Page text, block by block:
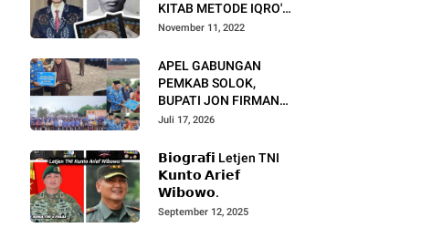
KITAB METODE IQRO'?
INI BIOGRAFI KH. AS'AD
November 11, 2022
APEL GABUNGAN
PEMKAB SOLOK,
BUPATI JON FIRMAN
PANDU TEKANKAN ASN
DAN PELAYANAN
MASYARAKAT.
Juli 17, 2026
𝗕𝗶𝗼𝗴𝗿𝗮𝗳𝗶 Letjen TNI
𝗞𝘂𝗻𝘁𝗼 𝗔𝗿𝗶𝗲𝗳
𝗪𝗶𝗯𝗼𝘄𝗼.
September 12, 2025